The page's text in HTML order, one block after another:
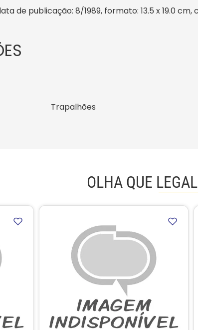
de publicação: 8/1989, formato: 13.5 x 19.0
Trapalhões
OLHA QUE